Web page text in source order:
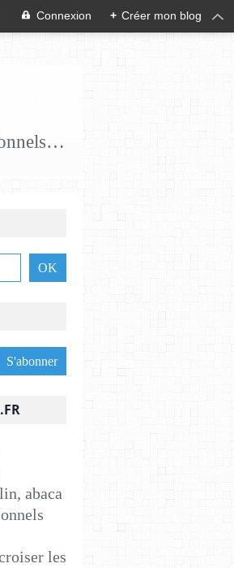
Connexion + Créer mon blog
je crée des papiers papiers classiques coton, chanvre, lin, abaca ..... papiers moins conventionnels zostères, algues vertes, champignons... j'essaie de croiser les savoir-faire avec des feutrières, tisserandes, brodeuses, associant alors fibres textiles et papetières pour une nouvelle alliance c'est une aventure , une recherche passionnante et je le crains sans fin ,........................
abaca
les